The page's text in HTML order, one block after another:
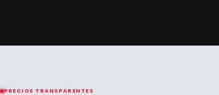
PRECIOS TRANSPARENTES